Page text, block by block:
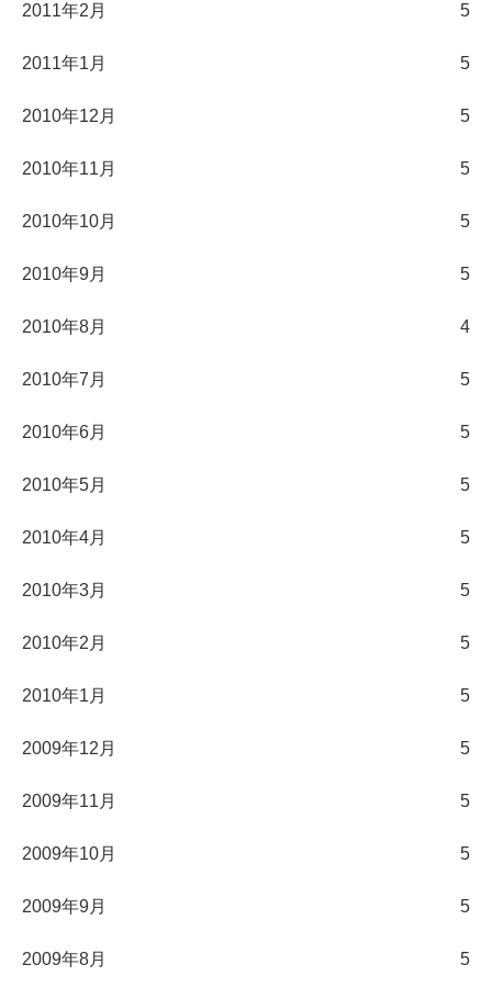
2011年2月 5
2011年1月 5
2010年12月 5
2010年11月 5
2010年10月 5
2010年9月 5
2010年8月 4
2010年7月 5
2010年6月 5
2010年5月 5
2010年4月 5
2010年3月 5
2010年2月 5
2010年1月 5
2009年12月 5
2009年11月 5
2009年10月 5
2009年9月 5
2009年8月 5